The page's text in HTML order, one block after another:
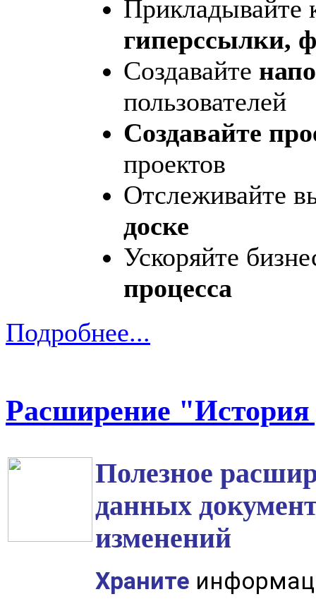
Прикладывайте
гиперссылки,
Создавайте
пользователей
Создавайте
проектов
Отслеживайте
доске
Ускоряйте
процесса
Подробнее...
Расширение
Полезное
данных
изменений
Храните